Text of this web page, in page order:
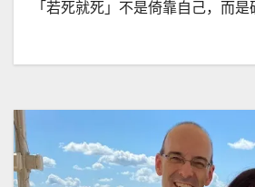
「若死就死」不是倚靠自己，而